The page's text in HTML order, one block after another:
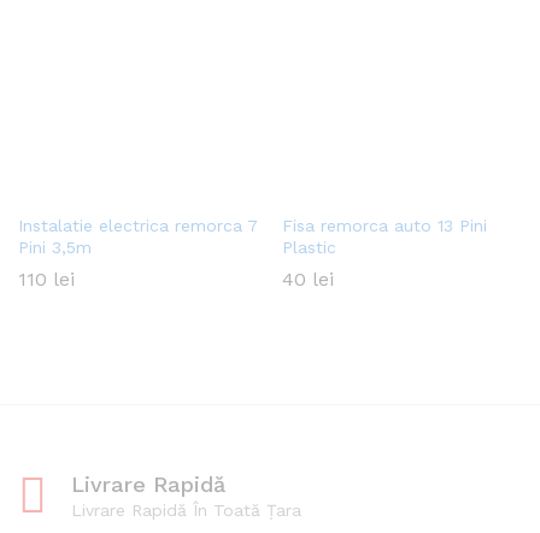
Instalatie electrica remorca 7
Pini 3,5m
110 lei
Fisa remorca auto 13 Pini
Plastic
40 lei
Livrare Rapidă
Livrare Rapidă În Toată Țara